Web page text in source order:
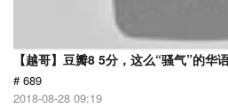
【越哥】豆瓣8 5分，这么“骚气”的华
# 689
2018-08-28 09:19